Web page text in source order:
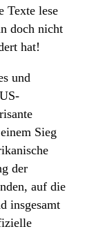
Texte lese
doch nicht
hat!
und
Sieg
der
auf die
insgesamt